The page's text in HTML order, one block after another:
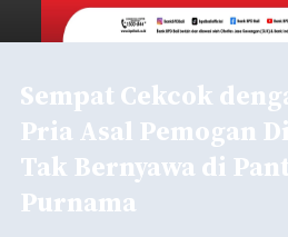
Sempat Cekcok
Pria Asal Pemogan
Tak Bernyawa di
Purnama